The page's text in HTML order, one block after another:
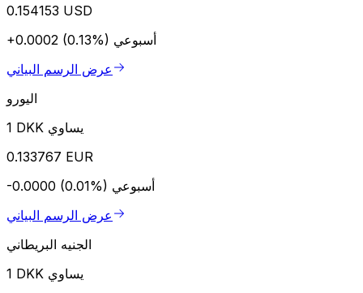
0.154153 USD
+0.0002 (0.13%) أسبوعي
عرض الرسم البياني
اليورو
1 DKK يساوي
0.133767 EUR
-0.0000 (0.01%) أسبوعي
عرض الرسم البياني
الجنيه البريطاني
1 DKK يساوي